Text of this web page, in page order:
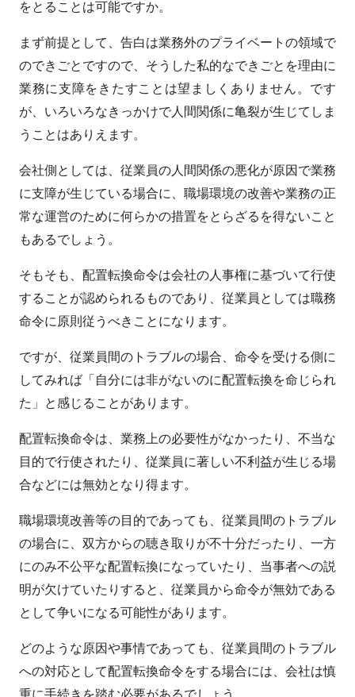
をとることは可能ですか。
まず前提として、告白は業務外のプライベートの領域で
のできごとですので、そうした私的なできごとを理由に
業務に支障をきたすことは望ましくありません。です
が、いろいろなきっかけで人間関係に亀裂が生じてしま
うことはありえます。
会社側としては、従業員の人間関係の悪化が原因で業務
に支障が生じている場合に、職場環境の改善や業務の正
常な運営のために何らかの措置をとらざるを得ないこと
もあるでしょう。
そもそも、配置転換命令は会社の人事権に基づいて行使
することが認められるものであり、従業員としては職務
命令に原則従うべきことになります。
ですが、従業員間のトラブルの場合、命令を受ける側に
してみれば「自分には非がないのに配置転換を命じられ
た」と感じることがあります。
配置転換命令は、業務上の必要性がなかったり、不当な
目的で行使されたり、従業員に著しい不利益が生じる場
合などには無効となり得ます。
職場環境改善等の目的であっても、従業員間のトラブル
の場合に、双方からの聴き取りが不十分だったり、一方
にのみ不公平な配置転換になっていたり、当事者への説
明が欠けていたりすると、従業員から命令が無効である
として争いになる可能性があります。
どのような原因や事情であっても、従業員間のトラブル
への対応として配置転換命令をする場合には、会社は慎